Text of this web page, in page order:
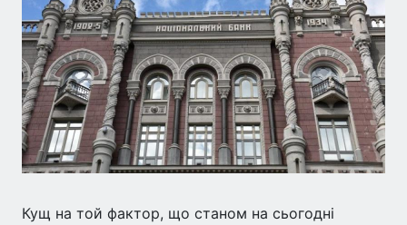
Кущ на той фактор, що станом на сьогодні